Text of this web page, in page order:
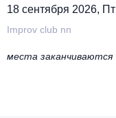
18 сентября 2026, Пт
Improv club nn
места заканчиваются